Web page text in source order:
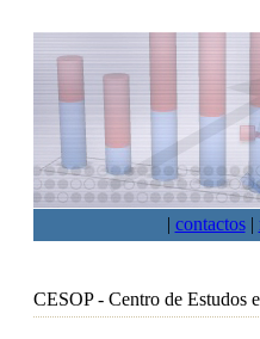
| contactos|
CESOP - Centro de Estudos